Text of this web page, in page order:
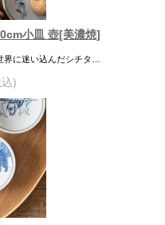
小皿 壺[美濃焼]
界に迷い込んだシチタ…
)